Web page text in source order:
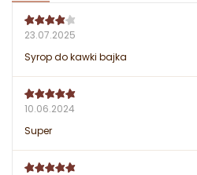
23.07.2025
Syrop do kawki bajka
10.06.2024
Super